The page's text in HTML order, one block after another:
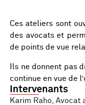
Ces ateliers sont
des avocats et
de points de vue
Ils ne donnent pas
continue en vue de
Intervenants
Karim Raho, Avocat